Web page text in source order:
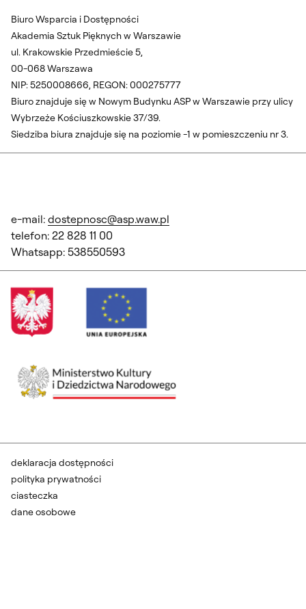
Biuro Wsparcia i Dostępności
Akademia Sztuk Pięknych w Warszawie
ul. Krakowskie Przedmieście 5,
00-068 Warszawa
NIP: 5250008666, REGON: 000275777
Biuro znajduje się w Nowym Budynku ASP w Warszawie przy ulicy
Wybrzeże Kościuszkowskie 37/39.
Siedziba biura znajduje się na poziomie -1 w pomieszczeniu nr 3.
e-mail: dostepnosc@asp.waw.pl
telefon: 22 828 11 00
Whatsapp: 538550593
deklaracja dostępności
polityka prywatności
ciasteczka
dane osobowe